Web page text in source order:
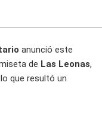
anunció este
de Las Leonas,
que resultó un